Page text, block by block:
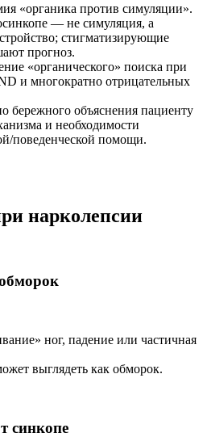
«органика против симуляции».
— не симуляция, а
стигматизирующие
прогноз.
«органического» поиска при
и многократно отрицательных
бережного объяснения пациенту
и необходимости
поведенческой помощи.
нарколепсии
ног, падение или частичная
выглядеть как обморок.
синкопе